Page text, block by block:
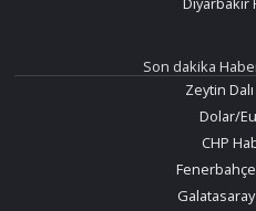
Son dakika
Zeytin
Dolar/
CHP